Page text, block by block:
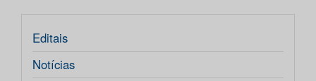
Editais
Notícias